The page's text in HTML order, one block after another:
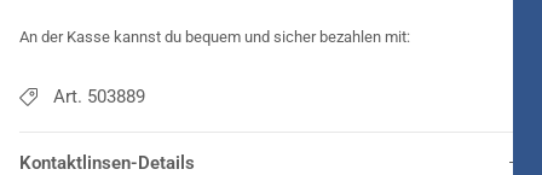
einsetzbar. Bitte beachten Sie genau weitere
An der Kasse kannst du bequem und sicher bezahlen mit:
Art. 503889
Kontaktlinsen-Details